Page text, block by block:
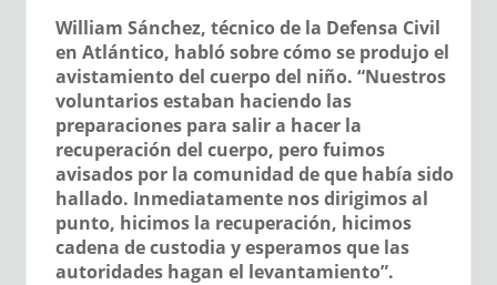
William Sánchez, técnico de la Defensa Civil
en Atlántico, habló sobre cómo se produjo el
avistamiento del cuerpo del niño. “Nuestros
voluntarios estaban haciendo las
preparaciones para salir a hacer la
recuperación del cuerpo, pero fuimos
avisados por la comunidad de que había sido
hallado. Inmediatamente nos dirigimos al
punto, hicimos la recuperación, hicimos
cadena de custodia y esperamos que las
autoridades hagan el levantamiento”.